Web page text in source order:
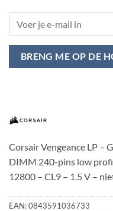
BRENG ME OP DE
Corsair Vengeance LP –
DIMM 240-pins low
12800 – CL9 – 1.5 V –
EAN:0843591036733